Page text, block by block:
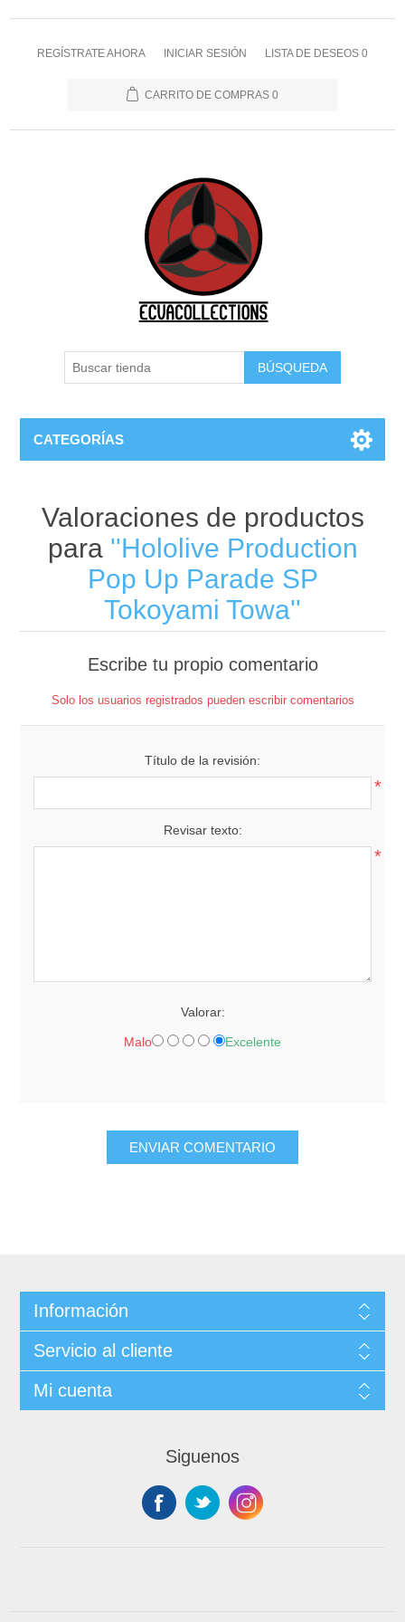
REGÍSTRATE AHORA INICIAR SESIÓN LISTA DE DESEOS 0
CARRITO DE COMPRAS 0
BÚSQUEDA
CATEGORÍAS
Valoraciones de productos
para
Hololive Production
Pop Up Parade SP
Tokoyami Towa
Escribe tu propio comentario
Solo los usuarios registrados pueden escribir comentarios
Título de la revisión:
*
Revisar texto:
*
Valorar:
Malo Excelente
ENVIAR COMENTARIO
Información
Servicio al cliente
Mi cuenta
Siguenos